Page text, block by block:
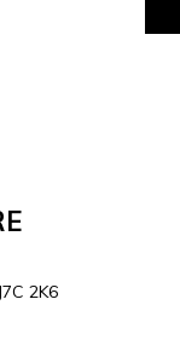
2K6